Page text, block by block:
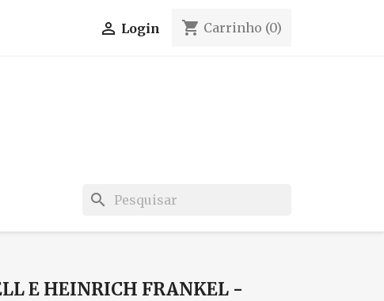
 Login shopping_cart Carrinho (0)
search
E HEINRICH FRANKEL -